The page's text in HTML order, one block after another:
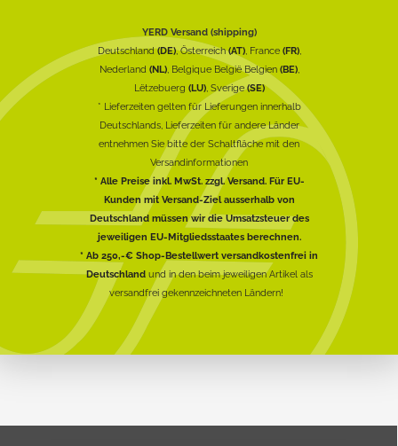
YERD Versand (shipping)
Deutschland(DE), Österreich(AT), France (FR),
Nederland (NL), Belgique België Belgien (BE),
Lëtzebuerg (LU), Sverige(SE)
* Lieferzeiten gelten für Lieferungen innerhalb
Deutschlands, Lieferzeiten für andere Länder
entnehmen Sie bitte der Schaltfläche mit den
Versandinformationen
* Alle Preise inkl. MwSt. zzgl. Versand. Für EU-
Kunden mit Versand-Ziel ausserhalb von
Deutschland müssen wir die Umsatzsteuer des
jeweiligen EU-Mitgliedsstaates berechnen.
* Ab 250,-€ Shop-Bestellwert versandkostenfrei in
Deutschlandund in den beim jeweiligen Artikel als
versandfrei gekennzeichneten Ländern!